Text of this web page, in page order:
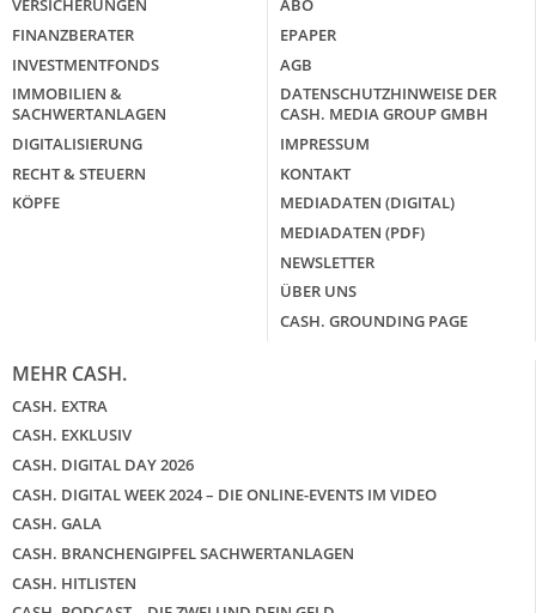
VERSICHERUNGEN
FINANZBERATER
INVESTMENTFONDS
IMMOBILIEN &
SACHWERTANLAGEN
DIGITALISIERUNG
RECHT & STEUERN
KÖPFE
ABO
EPAPER
AGB
DATENSCHUTZHINWEISE DER
CASH. MEDIA GROUP GMBH
IMPRESSUM
KONTAKT
MEDIADATEN (DIGITAL)
MEDIADATEN (PDF)
NEWSLETTER
ÜBER UNS
CASH. GROUNDING PAGE
MEHR CASH.
CASH. EXTRA
CASH. EXKLUSIV
CASH. DIGITAL DAY 2026
CASH. DIGITAL WEEK 2024 – DIE ONLINE-EVENTS IM VIDEO
CASH. GALA
CASH. BRANCHENGIPFEL SACHWERTANLAGEN
CASH. HITLISTEN